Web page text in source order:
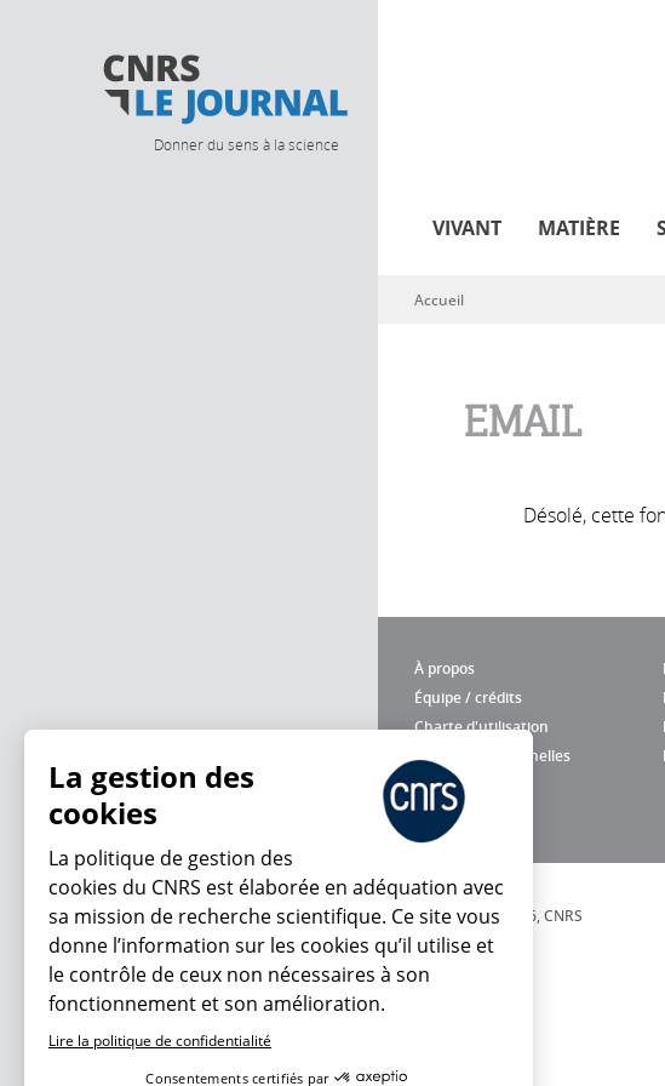
Donner du sens à la science
VIVANT MATIÈRE
Vous êtes ici
Accueil
EMAIL
Désolé, cette
À propos
Équipe / crédits
Charte d'utilisation
Données personnelles
© 2026, CNRS
La gestion des
cookies
La politique de gestion des
cookies du CNRS est élaborée en adéquation avec
sa mission de recherche scientifique. Ce site vous
donne l’information sur les cookies qu’il utilise et
le contrôle de ceux non nécessaires à son
fonctionnement et son amélioration.
Lire la politique de confidentialité
Consentements certifiés par